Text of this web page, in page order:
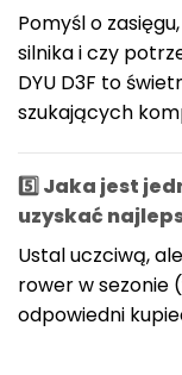
Pomyśl o
silnika i czy
DYU D3F to
szukających
5️⃣ Jaka jest
uzyskać
Ustal uczciwą,
rower w sezonie
odpowiedni